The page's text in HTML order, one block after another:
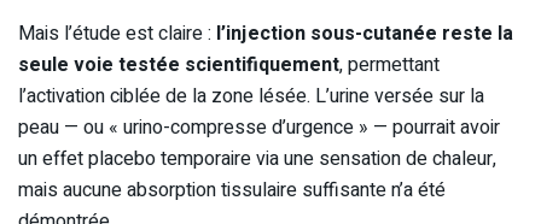
Mais l’étude est claire : l’injection sous-cutanée reste la
seule voie testée scientifiquement, permettant
l’activation ciblée de la zone lésée. L’urine versée sur la
peau — ou « urino-compresse d’urgence » — pourrait avoir
un effet placebo temporaire via une sensation de chaleur,
mais aucune absorption tissulaire suffisante n’a été